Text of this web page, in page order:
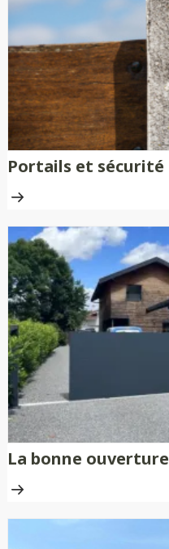
traitement
Portails et sécurité
La bonne